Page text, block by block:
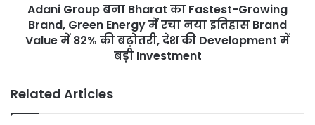
Energy
Value
में
Adani Group बना Bharat का Fastest-Growing
Brand, Green Energy में रचा नया इतिहास Brand
Value में 82% की बढ़ोतरी, देश की Development में
बड़ी Investment
Related Articles